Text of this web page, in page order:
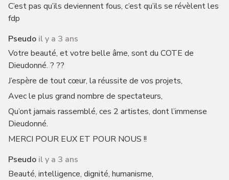
C’est pas qu’ils deviennent fous, c’est qu’ils se révèlent les
fdp
Pseudo il y a 3 ans
Votre beauté, et votre belle âme, sont du COTE de
Dieudonné. ? ??
J’espère de tout cœur, la réussite de vos projets,
Avec le plus grand nombre de spectateurs,
Qu’ont jamais rassemblé, ces 2 artistes, dont l’immense
Dieudonné.
MERCI POUR EUX ET POUR NOUS !!
Pseudo il y a 3 ans
Beauté, intelligence, dignité, humanisme,